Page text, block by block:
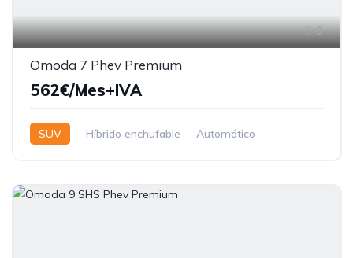
6
Omoda 7 Phev Premium
562€/Mes+IVA
SUV Híbrido enchufable Automático